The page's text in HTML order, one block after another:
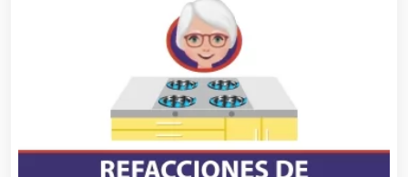
Automatización
Automóviles Nuevos y Usados